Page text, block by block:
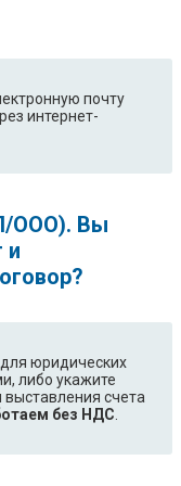
почту
интернет-
ООО). Вы
и
юридических
либо укажите
счета
без НДС